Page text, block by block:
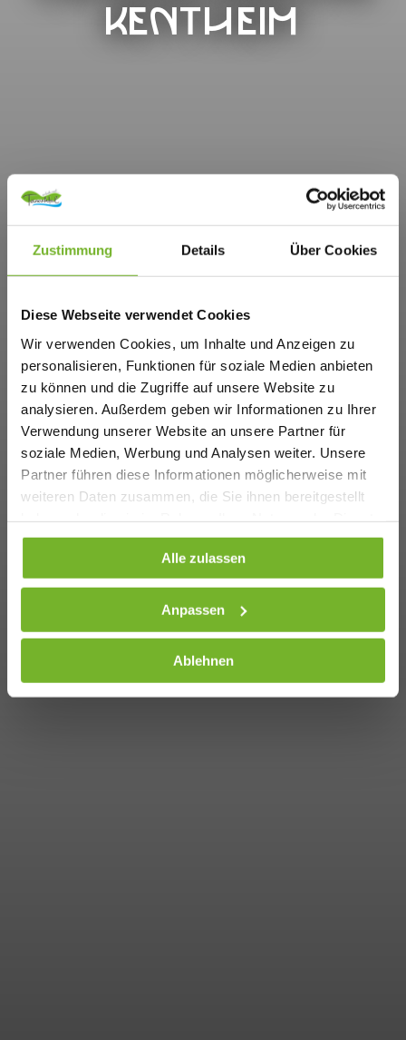
Zustimmung Details Über Cookies
Diese Webseite verwendet Cookies
Wir verwenden Cookies, um Inhalte und Anzeigen zu
personalisieren, Funktionen für soziale Medien anbieten
zu können und die Zugriffe auf unsere Website zu
analysieren. Außerdem geben wir Informationen zu Ihrer
Verwendung unserer Website an unsere Partner für
soziale Medien, Werbung und Analysen weiter. Unsere
Partner führen diese Informationen möglicherweise mit
weiteren Daten zusammen, die Sie ihnen bereitgestellt
gesammelt haben. Weitere Informationen finden Sie auf
DatenschutzseiteAlle zulassen
Anpassen
Ablehnen
KENTHEIM